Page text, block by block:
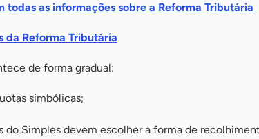
todas as informações sobre a Reforma Tributária
da Reforma Tributária
de forma gradual:
simbólicas;
do Simples devem escolher a forma de